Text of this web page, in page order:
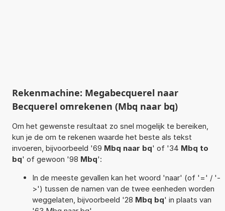
Rekenmachine: Megabecquerel naar
Becquerel omrekenen (Mbq naar bq)
Om het gewenste resultaat zo snel mogelijk te bereiken,
kun je de om te rekenen waarde het beste als tekst
invoeren, bijvoorbeeld '69 Mbq naar bq' of '34 Mbq to
bq' of gewoon '98 Mbq':
In de meeste gevallen kan het woord 'naar' (of '=' / '-
>') tussen de namen van de twee eenheden worden
weggelaten, bijvoorbeeld '28 Mbq bq' in plaats van